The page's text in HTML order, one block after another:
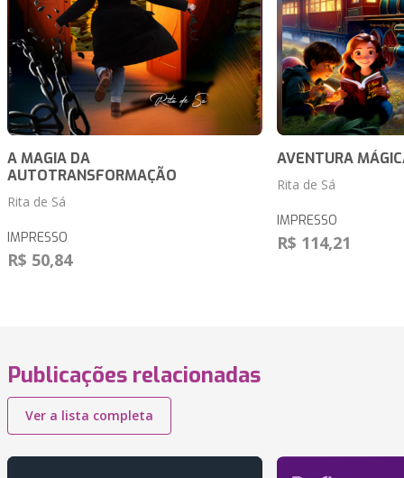
A MAGIA DA
AUTOTRANSFORMAÇÃO
Rita de Sá
IMPRESSO
R$ 50,84
AVENTURA
Rita de Sá
IMPRESSO
R$ 114,21
Publicações relacionadas
Ver a lista completa